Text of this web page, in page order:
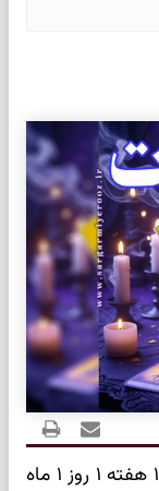
تا یک وعده دیگه ۱ هفته ۱ روز ۱ ماه